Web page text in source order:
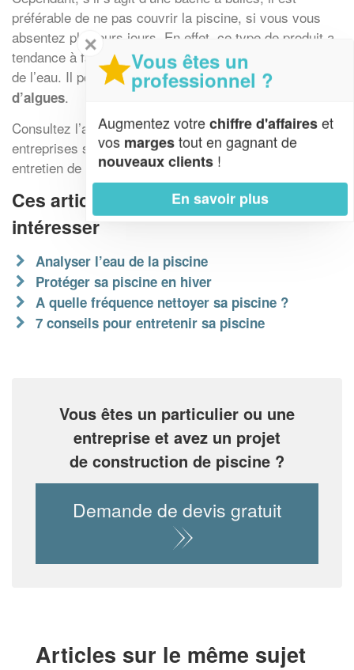
préférable de ne pas couvrir la piscine, si vous vous
absentez plusieurs jours. En effet, ce type de produit a
tendance à favoriser l’augmentation de la température
de l’eau. Il pourrait s’y développer uneprolifération
d’algues.
Consultez l’annuaire de notre site pour identifier des
entreprises spécialisées en vente, installation et
entretien de piscines.
Ces articles peuvent aussi vous
intéresser
Analyser l’eau de la piscine
Protéger sa piscine en hiver
A quelle fréquence nettoyer sa piscine ?
7 conseils pour entretenir sa piscine
Vous êtes un particulier ou une
entreprise et avez un projet
de construction de piscine ?
Demande de devis gratuit
Articles sur le même sujet
✕
Vous êtes un
professionnel ?
Augmentez votrechiffre d'affaireset
vos margestout en gagnant de
nouveaux clients !
En savoir plus